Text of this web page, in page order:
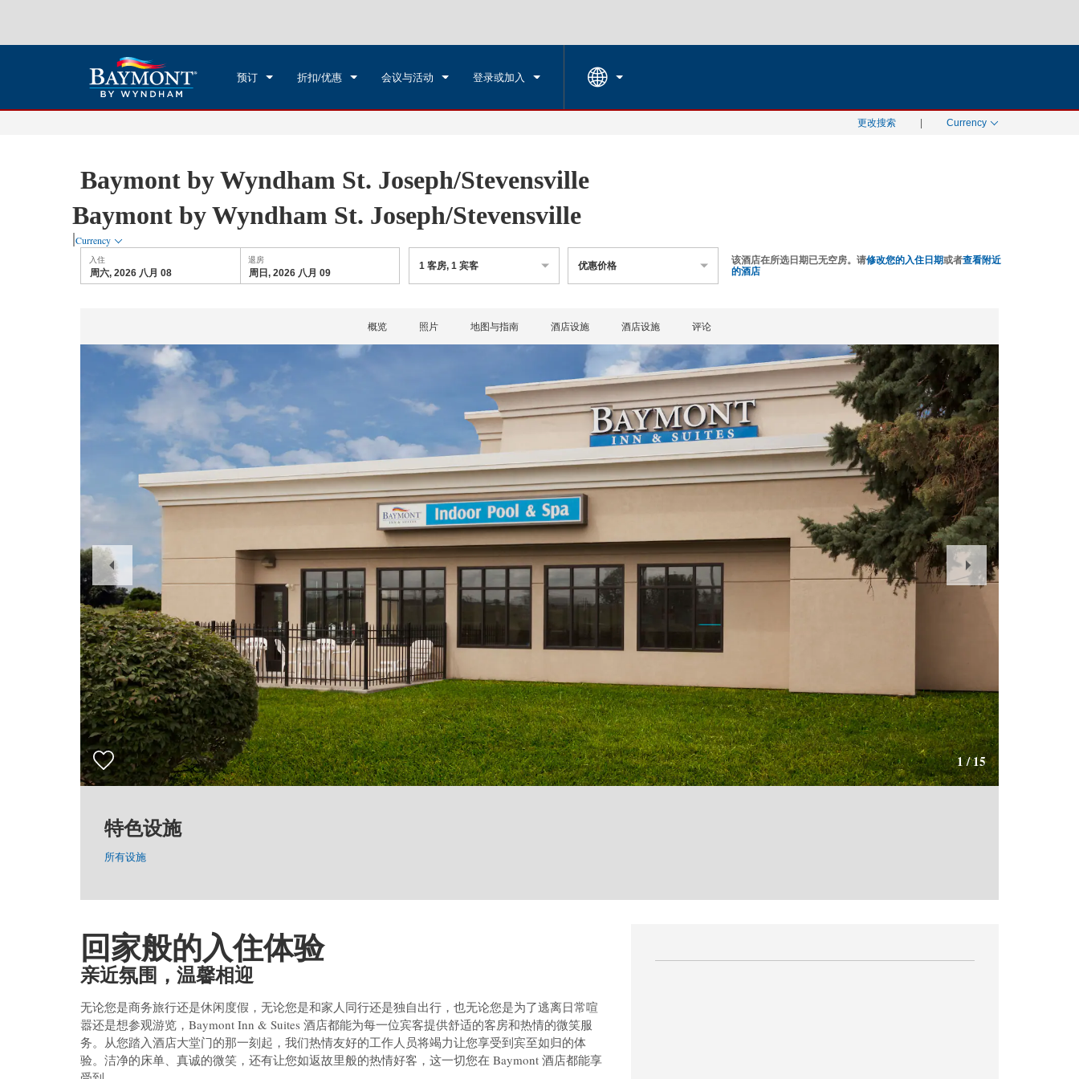
预订 折扣/优惠 会议与活动 登录或加入
更改搜索 Currency
Baymont by Wyndham St. Joseph/Stevensville
Baymont by Wyndham St. Joseph/Stevensville
|Currency
入住
周六, 2026 八月 08
退房
周日, 2026 八月 09
1 客房,1 宾客 优惠价格 该酒店在所选日期已无空房。请修改您的入住日期或者查看附近
的酒店
概览 照片 地图与指南 酒店设施 酒店设施 评论
1/15
Previous
Slide
Next
Slide
特色设施
所有设施
回家般的入住体验
亲近氛围，温馨相迎
无论您是商务旅行还是休闲度假，无论您是和家人同行还是独自出行，也无论您是为了逃离日常喧
嚣还是想参观游览，Baymont Inn & Suites 酒店都能为每一位宾客提供舒适的客房和热情的微笑服
务。从您踏入酒店大堂门的那一刻起，我们热情友好的工作人员将竭力让您享受到宾至如归的体
验。洁净的床单、真诚的微笑，还有让您如返故里般的热情好客，这一切您在 Baymont 酒店都能享